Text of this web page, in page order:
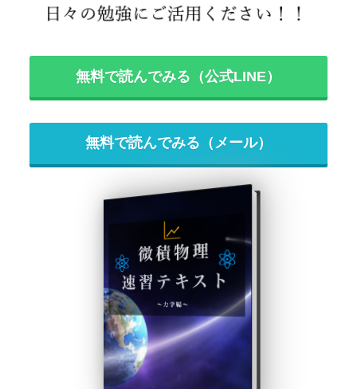
無料で読んでみる（公式LINE）
無料で読んでみる（メール）